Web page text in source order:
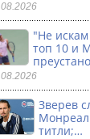
"Не
топ 10 и
Зверев
титли;…